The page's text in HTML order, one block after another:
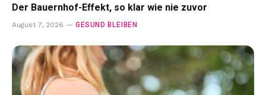
Der Bauernhof-Effekt, so klar wie nie zuvor
August 7, 2026 GESUND BLEIBEN